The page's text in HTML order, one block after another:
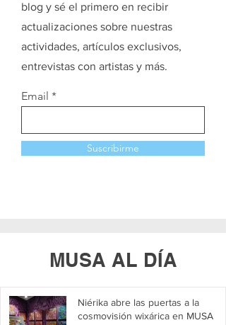
blog y sé el primero en recibir
actualizaciones sobre nuestras
actividades, artículos exclusivos,
entrevistas con artistas y más.
Email
Suscribirme
MUSA AL DÍA
Niérika abre las puertas a la
cosmovisión wixárica en MUSA